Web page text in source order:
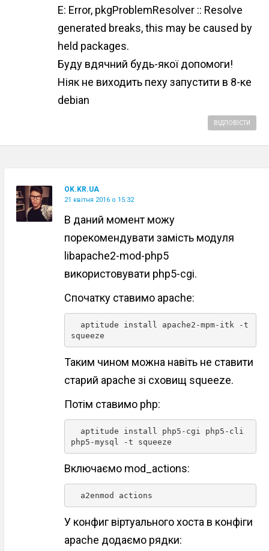
E: Error, pkgProblemResolver :: Resolve
generated breaks, this may be caused by
held packages.
Буду вдячний будь-якої допомоги!
Ніяк не виходить пеху запустити в 8-ке
debian
ВІДПОВІСТИ
OK.KR.UA
21 квітня 2016 о 15:32
В даний момент можу
порекомендувати замість модуля
libapache2-mod-php5
використовувати php5-cgi.
Спочатку ставимо apache:
squeeze
Таким чином можна навіть не ставити
старий apache зі сховищ squeeze.
Потім ставимо php:
php5-mysql -t squeeze
Включаємо mod_actions:
  a2enmod actions
У конфиг віртуального хоста в конфіги
apache додаємо рядки: